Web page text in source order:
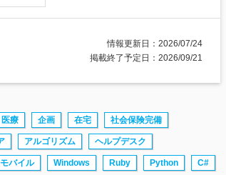
情報更新日：2026/07/24
掲載終了予定日：2026/09/21
医療 企画 在宅 社会保険完備
アルゴリズム ヘルプデスク
モバイル Windows Ruby Python C#